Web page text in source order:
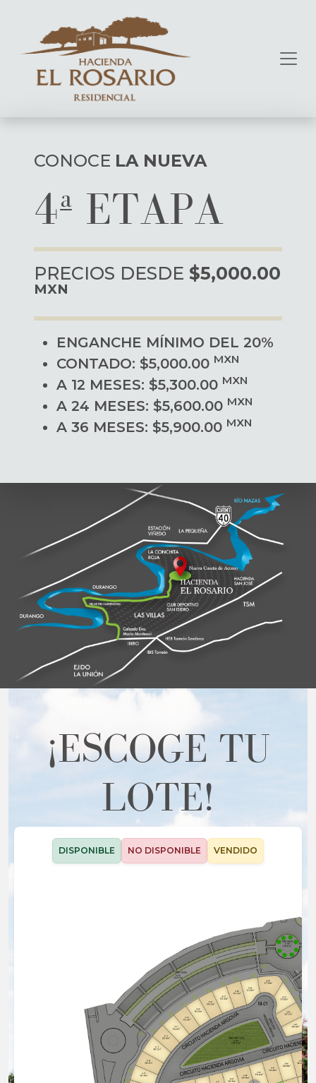
CONOCE LA NUEVA
4ª ETAPA
PRECIOS DESDE $5,000.00
MXN
ENGANCHE MÍNIMO DEL 20%
CONTADO: $5,000.00 MXN
A 12 MESES: $5,300.00 MXN
A 24 MESES: $5,600.00 MXN
A 36 MESES: $5,900.00 MXN
¡ESCOGE TU
LOTE!
DISPONIBLE NO DISPONIBLE VENDIDO